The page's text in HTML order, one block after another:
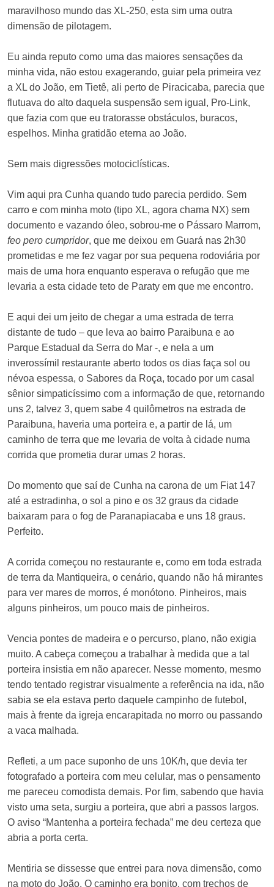
maravilhoso mundo das XL-250, esta sim uma outra
dimensão de pilotagem.
Eu ainda reputo como uma das maiores sensações da
minha vida, não estou exagerando, guiar pela primeira vez
a XL do João, em Tietê, ali perto de Piracicaba, parecia que
flutuava do alto daquela suspensão sem igual, Pro-Link,
que fazia com que eu tratorasse obstáculos, buracos,
espelhos. Minha gratidão eterna ao João.
Sem mais digressões motociclísticas.
Vim aqui pra Cunha quando tudo parecia perdido. Sem
carro e com minha moto (tipo XL, agora chama NX) sem
documento e vazando óleo, sobrou-me o Pássaro Marrom,
feo pero cumpridor, que me deixou em Guará nas 2h30
prometidas e me fez vagar por sua pequena rodoviária por
mais de uma hora enquanto esperava o refugão que me
levaria a esta cidade teto de Paraty em que me encontro.
E aqui dei um jeito de chegar a uma estrada de terra
distante de tudo – que leva ao bairro Paraibuna e ao
Parque Estadual da Serra do Mar -, e nela a um
inverossímil restaurante aberto todos os dias faça sol ou
névoa espessa, o Sabores da Roça, tocado por um casal
sênior simpaticíssimo com a informação de que, retornando
uns 2, talvez 3, quem sabe 4 quilômetros na estrada de
Paraibuna, haveria uma porteira e, a partir de lá, um
caminho de terra que me levaria de volta à cidade numa
corrida que prometia durar umas 2 horas.
Do momento que saí de Cunha na carona de um Fiat 147
até a estradinha, o sol a pino e os 32 graus da cidade
baixaram para o fog de Paranapiacaba e uns 18 graus.
Perfeito.
A corrida começou no restaurante e, como em toda estrada
de terra da Mantiqueira, o cenário, quando não há mirantes
para ver mares de morros, é monótono. Pinheiros, mais
alguns pinheiros, um pouco mais de pinheiros.
Vencia pontes de madeira e o percurso, plano, não exigia
muito. A cabeça começou a trabalhar à medida que a tal
porteira insistia em não aparecer. Nesse momento, mesmo
tendo tentado registrar visualmente a referência na ida, não
sabia se ela estava perto daquele campinho de futebol,
mais à frente da igreja encarapitada no morro ou passando
a vaca malhada.
Refleti, a um pace suponho de uns 10K/h, que devia ter
fotografado a porteira com meu celular, mas o pensamento
me pareceu comodista demais. Por fim, sabendo que havia
visto uma seta, surgiu a porteira, que abri a passos largos.
O aviso “Mantenha a porteira fechada” me deu certeza que
abria a porta certa.
Mentiria se dissesse que entrei para nova dimensão, como
na moto do João. O caminho era bonito, com trechos de